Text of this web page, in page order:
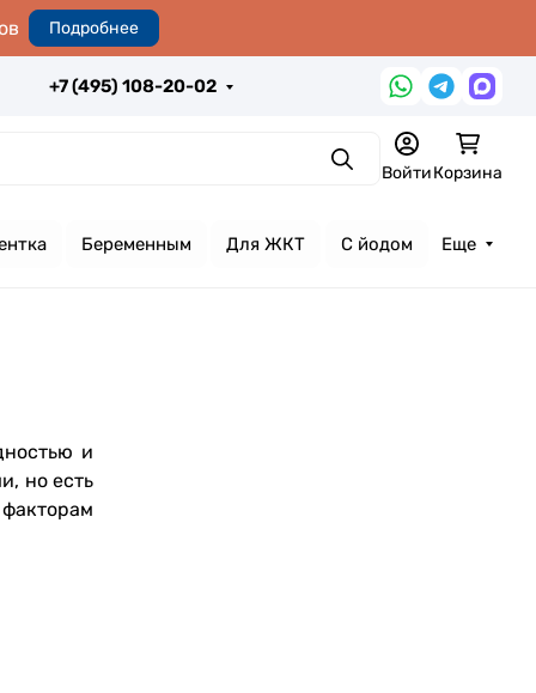
Подробнее
+7 (495) 108-20-02
ПоискВойтиКорзина
Беременным Для ЖКТ С йодом Еще
и
но есть